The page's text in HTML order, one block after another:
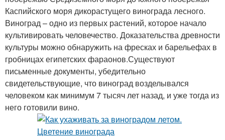
Каспийского моря дикорастущего винограда лесного.
Виноград – одно из первых растений, которое начало
культивировать человечество. Доказательства древности
культуры можно обнаружить на фресках и барельефах в
гробницах египетских фараонов.Существуют
письменные документы, убедительно
свидетельствующие, что виноград возделывался
человеком как минимум 7 тысяч лет назад, и уже тогда из
него готовили вино.